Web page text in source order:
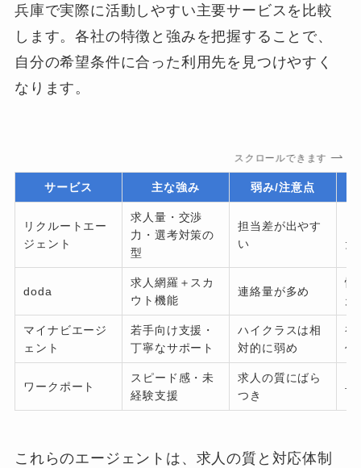
兵庫で実際に活動しやすい主要サービスを比較
します。各社の特徴と強みを把握することで、
自分の希望条件に合った利用先を見つけやすく
なります。
スクロールできます
サービス 主な強み 弱み/注意点
リクルートエー
ジェント
求人量・交渉
力・選考対策の
型
担当差が出やす
い
た
doda
求人網羅＋スカ
ウト機能
連絡量が多め
情
走
マイナビエージ
ェント
若手向け支援・
丁寧なサポート
ハイクラスは相
対的に弱め
初
代
ワークポート
スピード感・未
経験支援
求人の質にばら
つき
早
これらのエージェントは、求人の質と対応体制